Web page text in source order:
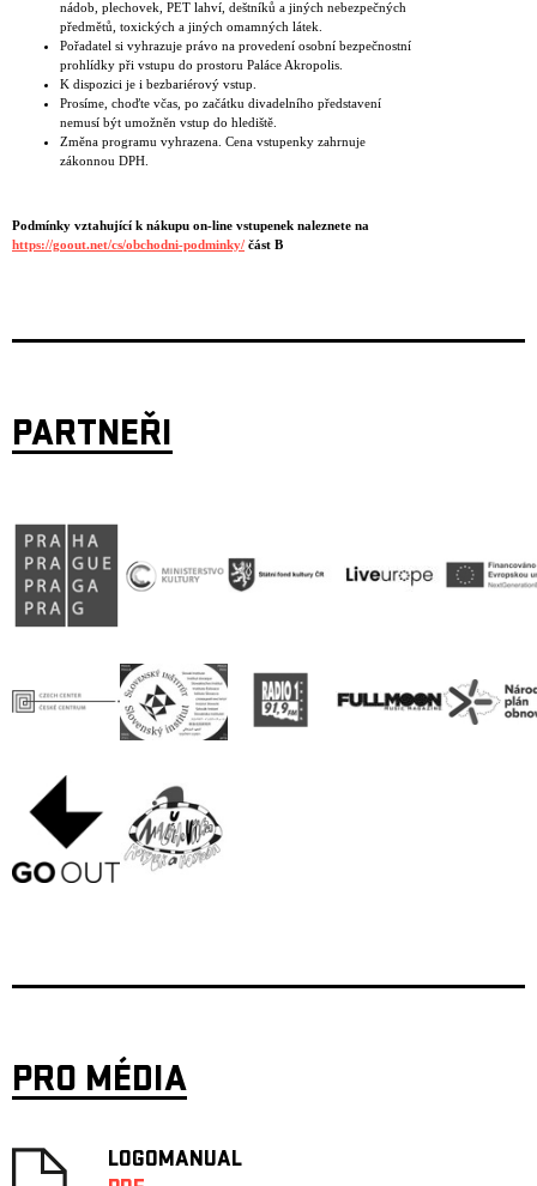
nádob, plechovek, PET lahví, deštníků a jiných nebezpečných
předmětů, toxických a jiných omamných látek.
Pořadatel si vyhrazuje právo na provedení osobní bezpečnostní
prohlídky při vstupu do prostoru Paláce Akropolis.
K dispozici je i bezbariérový vstup.
Prosíme, choďte včas, po začátku divadelního představení
nemusí být umožněn vstup do hlediště.
Změna programu vyhrazena. Cena vstupenky zahrnuje
zákonnou DPH.
Podmínky vztahující k nákupu on-line vstupenek naleznete na
https://goout.net/cs/obchodni-podminky/ část B
PARTNEŘI
PRO MÉDIA
LOGOMANUAL